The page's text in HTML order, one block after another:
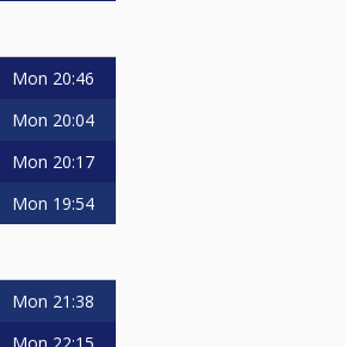
Mon 20:46
Mon 20:04
Mon 20:17
Mon 19:54
Mon 21:38
Mon 22:15